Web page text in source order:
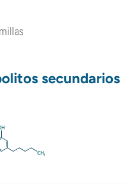
secundarios